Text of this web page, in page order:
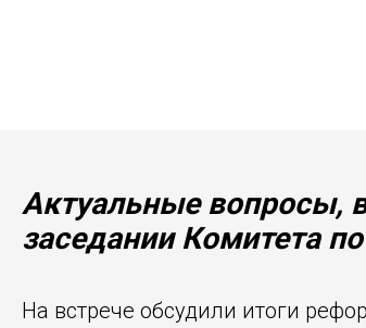
Актуальные вопросы,
заседании Комитета
На встрече обсудили итоги